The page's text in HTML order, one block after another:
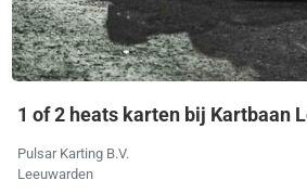
1 of 2 heats karten bij Kartbaan
Pulsar Karting B.V.
Leeuwarden